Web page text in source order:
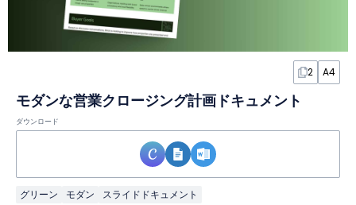
2 A4
モダンな営業クロージング計画ドキュメント
ダウンロード
グリーン モダン スライドドキュメント